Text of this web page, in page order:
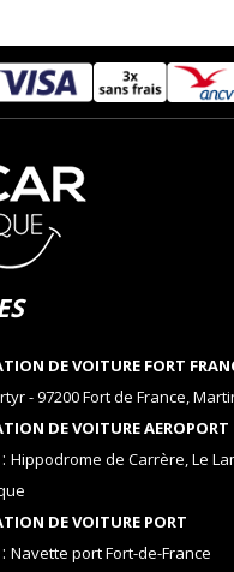
DE VOITURE FORT
- 97200 Fort de France,
DE VOITURE AEROPORT
Hippodrome de Carrère, Le
DE VOITURE PORT
Navette port Fort-de-France